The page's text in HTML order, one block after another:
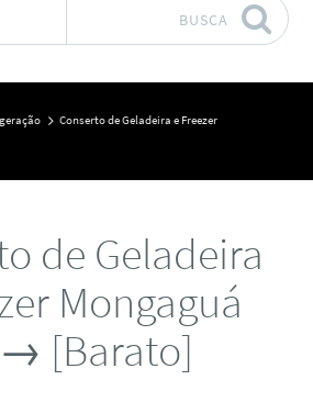
BUSCA
Conserto de Geladeira e Freezer
de Geladeira
Mongaguá
[Barato]